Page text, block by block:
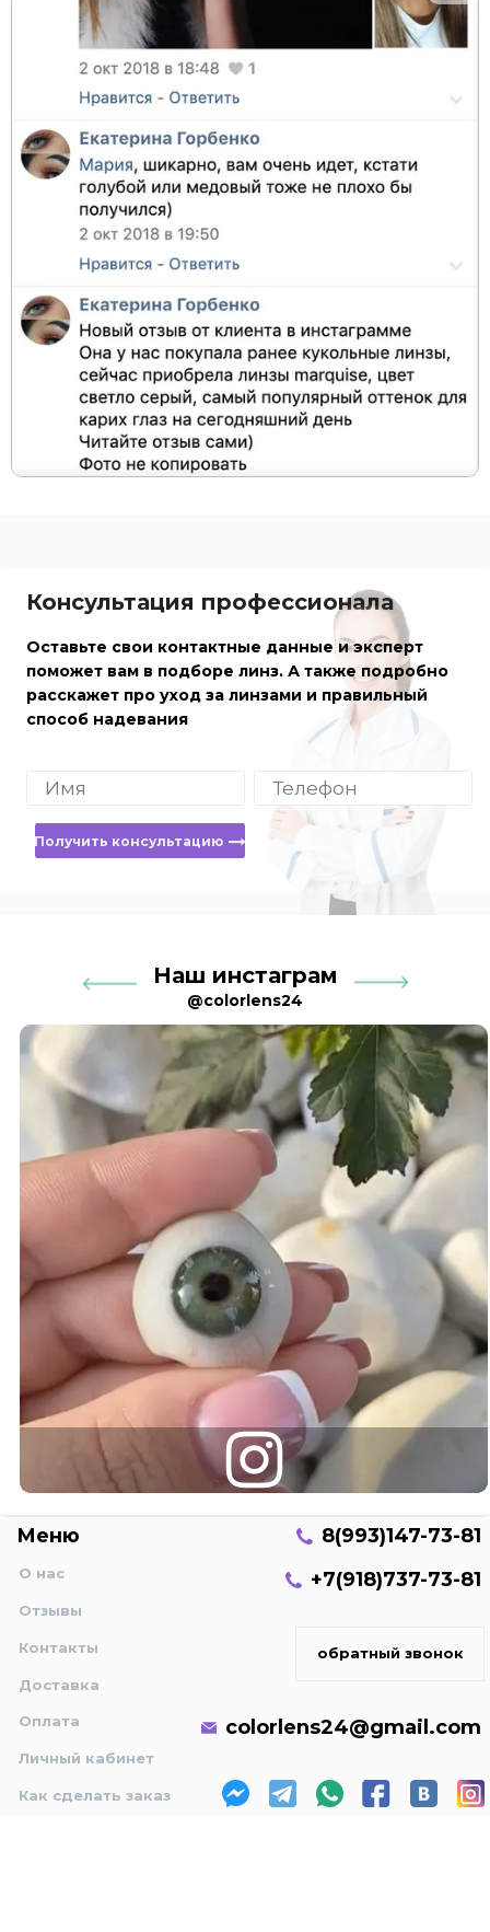
Консультация профессионала
Оставьте свои контактные данные и эксперт
поможет вам в подборе линз. А также подробно
расскажет про уход за линзами и правильный
способ надевания
Получить консультацию
Наш инстаграм
@colorlens24
Меню
О нас
Отзывы
Контакты
Доставка
Оплата
Личный кабинет
Как сделать заказ
8(993)147-73-81
+7(918)737-73-81
обратный звонок
colorlens24@gmail.com